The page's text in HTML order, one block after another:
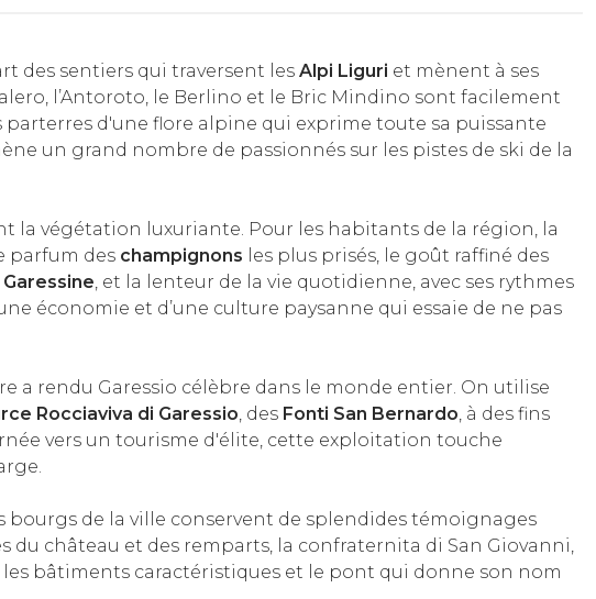
des sentiers qui traversent les Alpi Liguri et mènent à ses
l’Antoroto, le Berlino et le Bric Mindino sont facilement
parterres d'une flore alpine qui exprime toute sa puissante
un grand nombre de passionnés sur les pistes de ski de la
la végétation luxuriante. Pour les habitants de la région, la
parfum des champignons les plus prisés, le goût raffiné des
Garessine, et la lenteur de la vie quotidienne, avec ses rythmes
économie et d’une culture paysanne qui essaie de ne pas
a rendu Garessio célèbre dans le monde entier. On utilise
Rocciaviva di Garessio, des Fonti San Bernardo, à des fins
vers un tourisme d'élite, cette exploitation touche
bourgs de la ville conservent de splendides témoignages
du château et des remparts, la confraternita di San Giovanni,
bâtiments caractéristiques et le pont qui donne son nom